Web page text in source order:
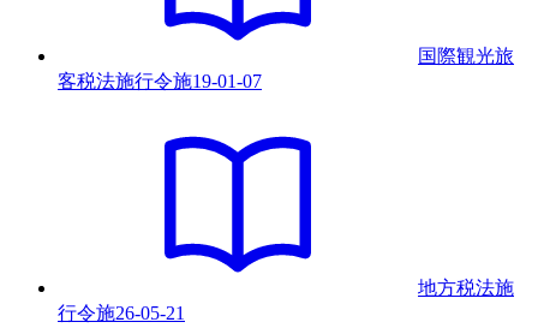
国際観光旅
客税法施行令施19-01-07
地方税法施
行令施26-05-21